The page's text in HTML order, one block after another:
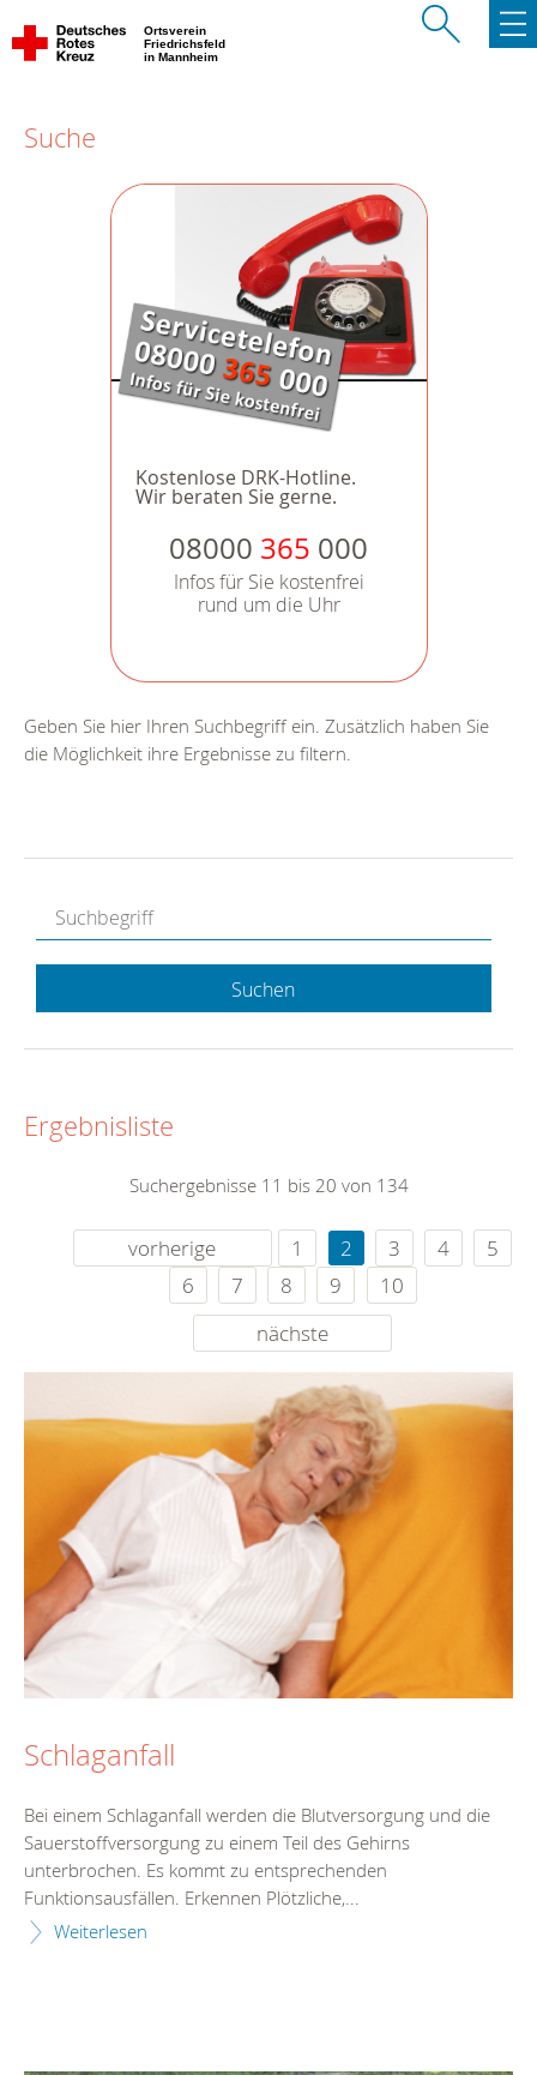
Ortsverein
Friedrichsfeld
in Mannheim
Suche
Kostenlose DRK-Hotline.
Wir beraten Sie gerne.
08000 365 000
Infos für Sie kostenfrei
rund um die Uhr
Geben Sie hier Ihren Suchbegriff ein. Zusätzlich haben Sie
die Möglichkeit ihre Ergebnisse zu filtern.
Suchen
Ergebnisliste
Suchergebnisse 11 bis 20 von 134
vorherige 1 2 3 4
5
6
7 8 9
10
nächste
Schlaganfall
Bei einem Schlaganfall werden die Blutversorgung und die
Sauerstoffversorgung zu einem Teil des Gehirns
unterbrochen. Es kommt zu entsprechenden
Funktionsausfällen. Erkennen Plötzliche,...
Weiterlesen